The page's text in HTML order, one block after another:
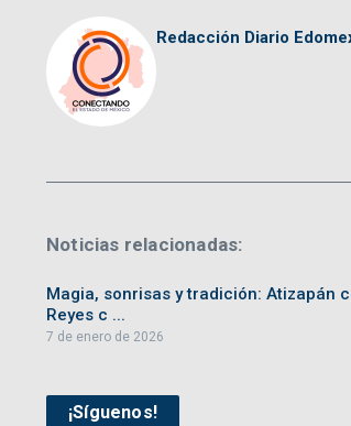
Redacción Diario
Noticias relacionadas:
Magia, sonrisas y tradición: Atizapán
Reyes c ...
7 de enero de 2026
¡Síguenos!